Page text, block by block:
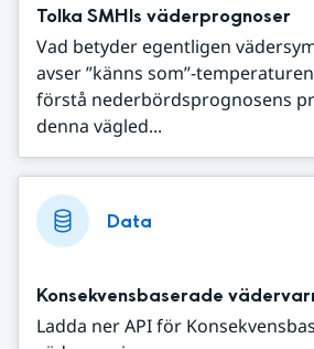
Tolka SMHIs väderprognoser
Vad betyder egentligen
avser ”känns som”-
förstå nederbördsprognosens
denna vägled...
Data
Konsekvensbaserade
Ladda ner API för